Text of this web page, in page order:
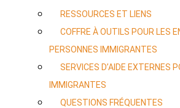
RESSOURCES ET LIENS
COFFRE À OUTILS POUR LES
PERSONNES IMMIGRANTES
SERVICES D’AIDE EXTERNES
IMMIGRANTES
QUESTIONS FRÉQUENTES